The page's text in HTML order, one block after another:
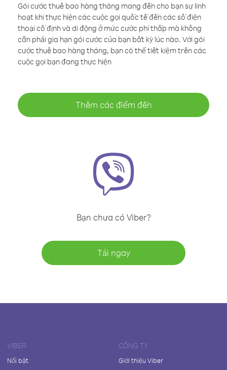
Gói cước thuê bao hàng tháng mang đến cho bạn sự linh
hoạt khi thực hiện các cuộc gọi quốc tế đến các số điện
thoại cố định và di động ở mức cước phí thấp mà không
cần phải gia hạn gói cước của bạn bất kỳ lúc nào. Với gói
cước thuê bao hàng tháng, bạn có thể tiết kiệm trên các
cuộc gọi bạn đang thực hiện
Thêm các điểm đến
Bạn chưa có Viber?
Tải ngay
VIBER
Nổi bật
CÔNG TY
Giới thiệu Viber